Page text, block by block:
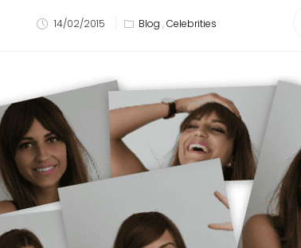
14/02/2015 Blog ,Celebrities